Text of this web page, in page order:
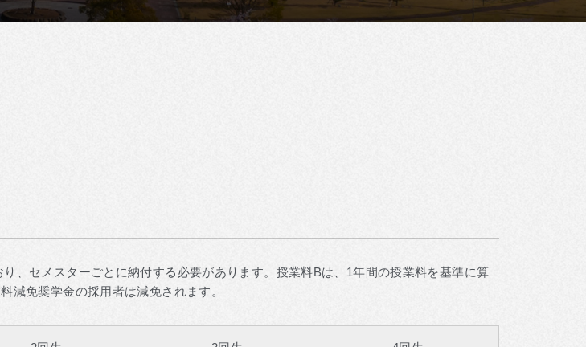
、セメスターごとに納付する必要があります。授業料Bは、1年間の授業料を基準に算
減免奨学金の採用者は減免されます。